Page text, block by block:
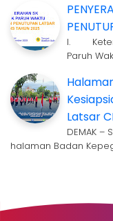
I.
Paruh
Latsar
DEMAK
halaman Badan